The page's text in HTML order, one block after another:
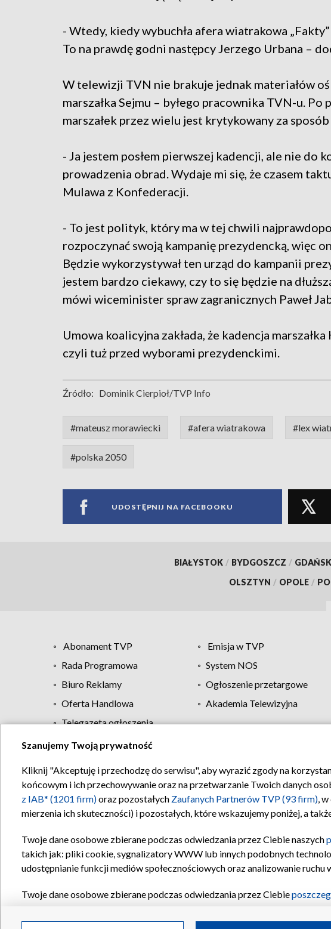
- Wtedy, kiedy wybuchła afera wiatrakowa
To na prawdę godni następcy Jerzego Urbana –
W telewizji TVN nie brakuje jednak materiałów
marszałka Sejmu – byłego pracownika TVN-u.
marszałek przez wielu jest krytykowany za
- Ja jestem posłem pierwszej kadencji, ale nie do
prowadzenia obrad. Wydaje mi się, że czasem
Mulawa z Konfederacji.
- To jest polityk, który ma w tej chwili
rozpoczynać swoją kampanię prezydencką, więc
Będzie wykorzystywał ten urząd do kampanii
jestem bardzo ciekawy, czy to się będzie na
mówi wiceminister spraw zagranicznych Paweł
Umowa koalicyjna zakłada, że kadencja
czyli tuż przed wyborami prezydenckimi.
Źródło: Dominik Cierpioł/TVP Info
#mateusz morawiecki #afera wiatrakowa #lex
#polska 2050
UDOSTĘPNIJ NA FACEBOOKU
BIAŁYSTOK / BYDGOSZCZ / GDAŃSK
OLSZTYN / OPOLE /
Abonament TVP Emisja w TVP
Rada Programowa
System NOS
Biuro Reklamy
Ogłoszenie przetargowe
Oferta Handlowa
Akademia Telewizyjna
Telegazeta ogłoszenia
Regulamin TVP Polityka
Szanujemy Twoją prywatność
Kliknij "Akceptuję i przechodzę do serwisu", aby wyrazić zgody na
końcowym i ich przechowywanie oraz na przetwarzanie Twoich danych
z IAB* (1201 firm)oraz pozostałych Zaufanych Partnerów TVP (93 firm),
mierzenia ich skuteczności) i pozostałych, które wskazujemy poniżej, a
Twoje dane osobowe zbierane podczas odwiedzania przez Ciebie naszych
takich jak: pliki cookie, sygnalizatory WWW lub innych podobnych
udostępnianie funkcji mediów społecznościowych oraz analizowanie ruchu
Twoje dane osobowe zbierane podczas odwiedzania przez Ciebie
Partnerów TVPdla realizacji następujących celów i funkcji: